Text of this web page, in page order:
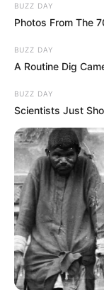
BUZZ DAY
Photos From The
BUZZ DAY
A Routine Dig
BUZZ DAY
Scientists Just